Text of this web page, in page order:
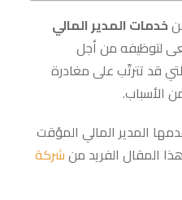
خدمات المدير المالي
لتوظيفه من أجل
قد تترتّب على مغادرة
الأسباب.
المدير المالي المؤقت
المقال الفريد منشركة